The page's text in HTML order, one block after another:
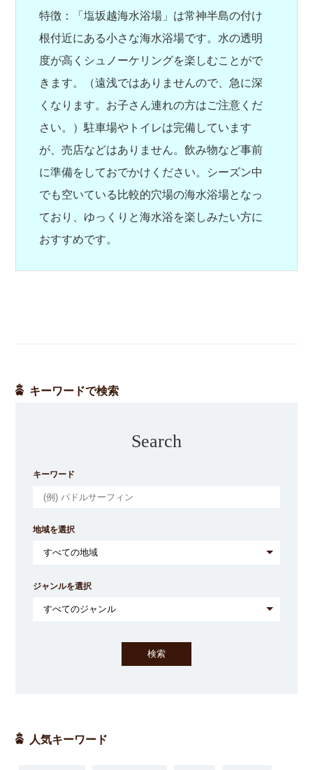
特徴：「塩坂越海水浴場」は常神半島の付け
根付近にある小さな海水浴場です。水の透明
度が高くシュノーケリングを楽しむことがで
きます。（遠浅ではありませんので、急に深
くなります。お子さん連れの方はご注意くだ
さい。）駐車場やトイレは完備しています
が、売店などはありません。飲み物など事前
に準備をしておでかけください。シーズン中
でも空いている比較的穴場の海水浴場となっ
ており、ゆっくりと海水浴を楽しみたい方に
おすすめです。
キーワードで検索
Search
キーワード
地域を選択
ジャンルを選択
人気キーワード